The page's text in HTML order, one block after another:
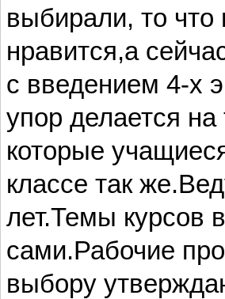
выбирали, то
нравится,а
с введением 4-х
упор делается
которые
классе так
лет.Темы курсов
сами.Рабочие
выбору